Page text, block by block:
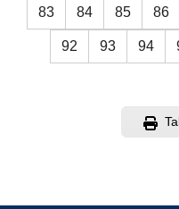
83 84 85 86
92 93 94